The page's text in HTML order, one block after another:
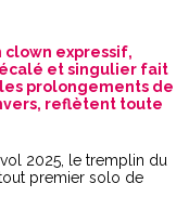
clown expressif,
et singulier fait
prolongements de
reflètent toute
2025, le tremplin du
premier solo de